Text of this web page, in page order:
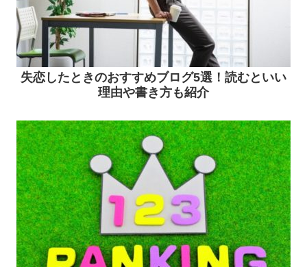
失恋したときのおすすめブログ5選！読むといい
理由や書き方も紹介